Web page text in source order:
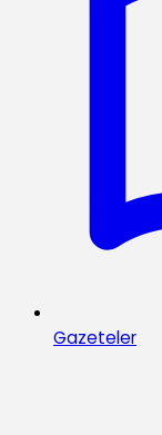
Gazeteler